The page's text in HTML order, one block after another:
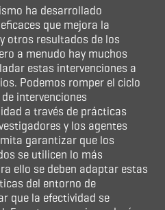
ha desarrollado
que mejora la
otros resultados de los
a menudo hay muchos
estas intervenciones a
Podemos romper el ciclo
intervenciones
a través de prácticas
y los agentes
garantizar que los
se utilicen lo más
ello se deben adaptar estas
del entorno de
que la efectividad se